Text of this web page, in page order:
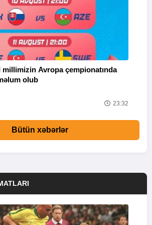
millimizin Avropa çempionatında
olub
23:32
Bütün xəbərlər